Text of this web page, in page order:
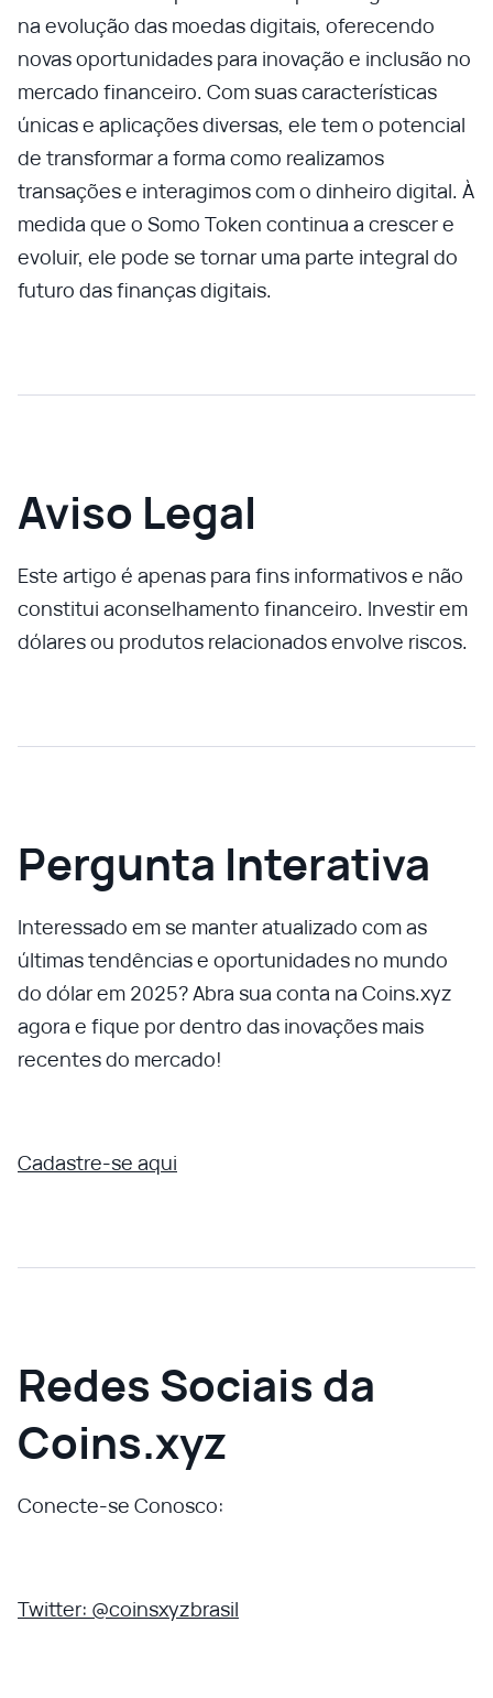
na evolução das moedas digitais, oferecendo
novas oportunidades para inovação e inclusão no
mercado financeiro. Com suas características
únicas e aplicações diversas, ele tem o potencial
de transformar a forma como realizamos
transações e interagimos com o dinheiro digital. À
medida que o Somo Token continua a crescer e
evoluir, ele pode se tornar uma parte integral do
futuro das finanças digitais.
Aviso Legal
Este artigo é apenas para fins informativos e não
constitui aconselhamento financeiro. Investir em
dólares ou produtos relacionados envolve riscos.
Pergunta Interativa
Interessado em se manter atualizado com as
últimas tendências e oportunidades no mundo
do dólar em 2025? Abra sua conta na Coins.xyz
agora e fique por dentro das inovações mais
recentes do mercado!
Cadastre-se aqui
Redes Sociais da
Coins.xyz
Conecte-se Conosco:
Twitter: @coinsxyzbrasil